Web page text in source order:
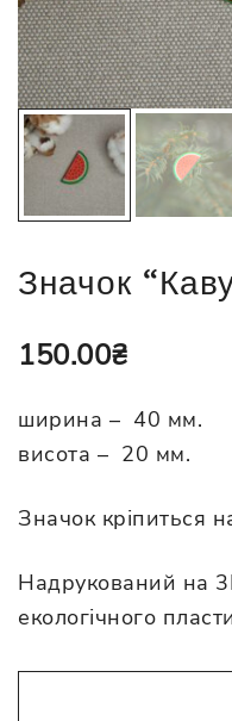
Значок
150.00₴
ширина – 40 мм.
висота – 20 мм.
Значок кріпиться
Надрукований на
екологічного